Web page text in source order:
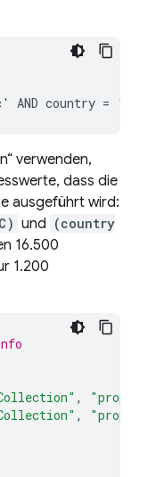
AND country =
verwenden,
dass die
ausgeführt wird:
und (country
16.500
1.200
,
,